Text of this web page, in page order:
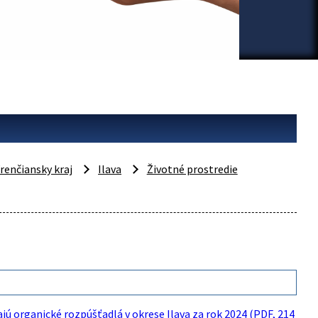
kraj Ilava
Životné prostredie
organické rozpúšťadlá v okrese Ilava za rok 2024 (PDF, 214